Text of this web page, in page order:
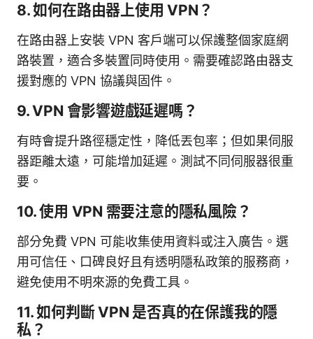
8. 如何在路由器上使用 VPN？
在路由器上安裝 VPN 客戶端可以保護整個家庭網
路裝置，適合多裝置同時使用。需要確認路由器支
援對應的 VPN 協議與固件。
9. VPN 會影響遊戲延遲嗎？
有時會提升路徑穩定性，降低丟包率；但如果伺服
器距離太遠，可能增加延遲。測試不同伺服器很重
要。
10. 使用 VPN 需要注意的隱私風險？
部分免費 VPN 可能收集使用資料或注入廣告。選
用可信任、口碑良好且有透明隱私政策的服務商，
避免使用不明來源的免費工具。
11. 如何判斷 VPN 是否真的在保護我的隱
私？